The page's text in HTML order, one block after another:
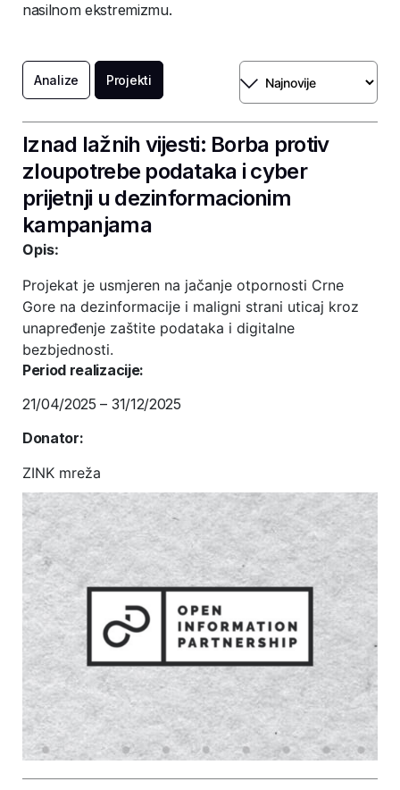
nasilnom ekstremizmu.
Analize Projekti
Iznad lažnih vijesti: Borba protiv
zloupotrebe podataka i cyber
prijetnji u dezinformacionim
kampanjama
Opis:
Projekat je usmjeren na jačanje otpornosti Crne
Gore na dezinformacije i maligni strani uticaj kroz
unapređenje zaštite podataka i digitalne
bezbjednosti.
Period realizacije:
21/04/2025 – 31/12/2025
Donator:
ZINK mreža